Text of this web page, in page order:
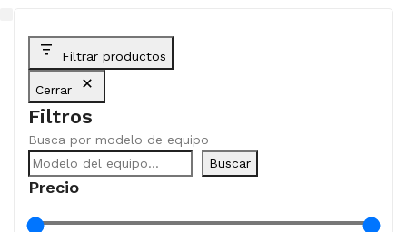
Filtrar productos
Cerrar
Filtros
Busca por modelo de equipo
Buscar
Precio